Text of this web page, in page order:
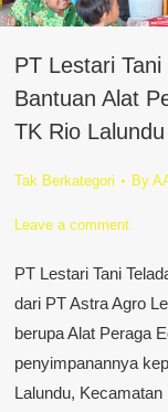
PT Lestari
Bantuan Alat
TK Rio
Tak Berkategori By
Leave a comment
PT Lestari Tani
dari PT Astra Agro
berupa Alat Peraga
penyimpanannya
Lalundu,